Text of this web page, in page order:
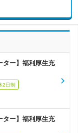
ター】福利厚生充
2日制
ター】福利厚生充